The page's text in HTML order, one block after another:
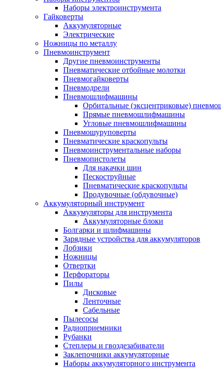
Наборы электроинструмента
Гайковерты
Аккумуляторные
Электрические
Ножницы по металлу
Пневмоинструмент
Другие пневмоинструменты
Пневматические отбойные молотки
Пневмогайковерты
Пневмодрели
Пневмошлифмашины
Орбитальные (эксцентриковые)
Прямые пневмошлифмашины
Угловые пневмошлифмашины
Пневмошуруповерты
Пневматические краскопульты
Пневмоинструментальные наборы
Пневмопистолеты
Для накачки шин
Пескоструйные
Пневматические краскопульты
Продувочные (обдувочные)
Аккумуляторный инструмент
Аккумуляторы для инструмента
Аккумуляторные блоки
Болгарки и шлифмашины
Зарядные устройства для аккумуляторов
Лобзики
Ножницы
Отвертки
Перфораторы
Пилы
Дисковые
Ленточные
Сабельные
Пылесосы
Радиоприемники
Рубанки
Степлеры и гвоздезабиватели
Заклепочники аккумуляторные
Наборы аккумуляторного инструмента